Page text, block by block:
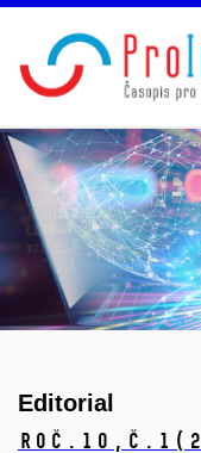
Editorial
Roč.10, č.1